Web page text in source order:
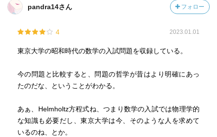
pandra14さん フォロー
4 2023.01.01
東京大学の昭和時代の数学の入試問題を収録している。
今の問題と比較すると、問題の哲学が昔はより明確にあっ
たのだな、ということがわかる。
あぁ、Helmholtz方程式ね、つまり数学の入試では物理学的
な知識も必要だし、東京大学は今、そのような人を求めて
いるのね、とか。